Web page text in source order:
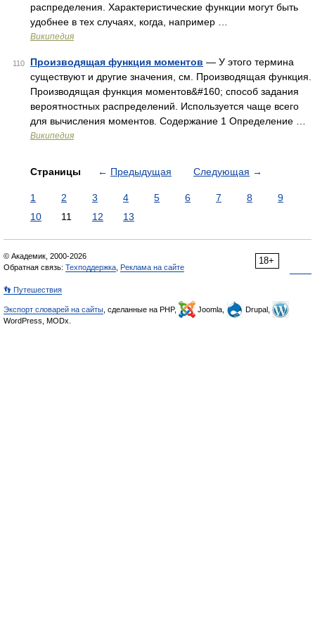
распределения. Характеристические функции могут быть
удобнее в тех случаях, когда, например …
Википедия
110 Производящая функция моментов — У этого термина
существуют и другие значения, см. Производящая функция.
Производящая функция моментов&#160; способ задания
вероятностных распределений. Используется чаще всего
для вычисления моментов. Содержание 1 Определение …
Википедия
Страницы ← Предыдущая Следующая →
1 2 3 4 5 6 7 8
9
10
11 12 13
18+
© Академик, 2000-2026
Обратная связь: Техподдержка Реклама на сайте
👣 Путешествия
Экспорт словарей на сайты , сделанные на PHP, Joomla,
Drupal,
WordPress, MODx.